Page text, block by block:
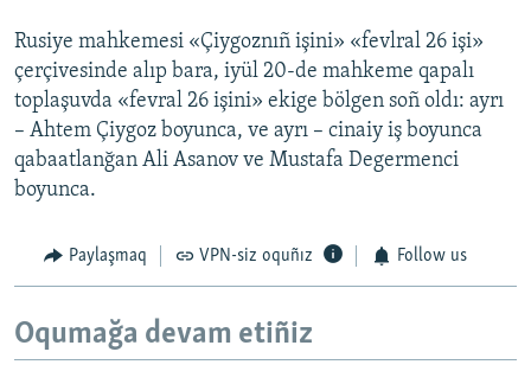
Rusiye mahkemesi «Çiygoznıñ işini» «fevlral 26 işi»
çerçivesinde alıp bara, iyül 20-de mahkeme qapalı
toplaşuvda «fevral 26 işini» ekige bölgen soñ oldı: ayrı
– Ahtem Çiygoz boyunca, ve ayrı – cinaiy iş boyunca
qabaatlanğan Ali Asanov ve Mustafa Degermenci
boyunca.
Paylaşmaq VPN-siz oquñız Follow us
Oqumağa devam etiñiz